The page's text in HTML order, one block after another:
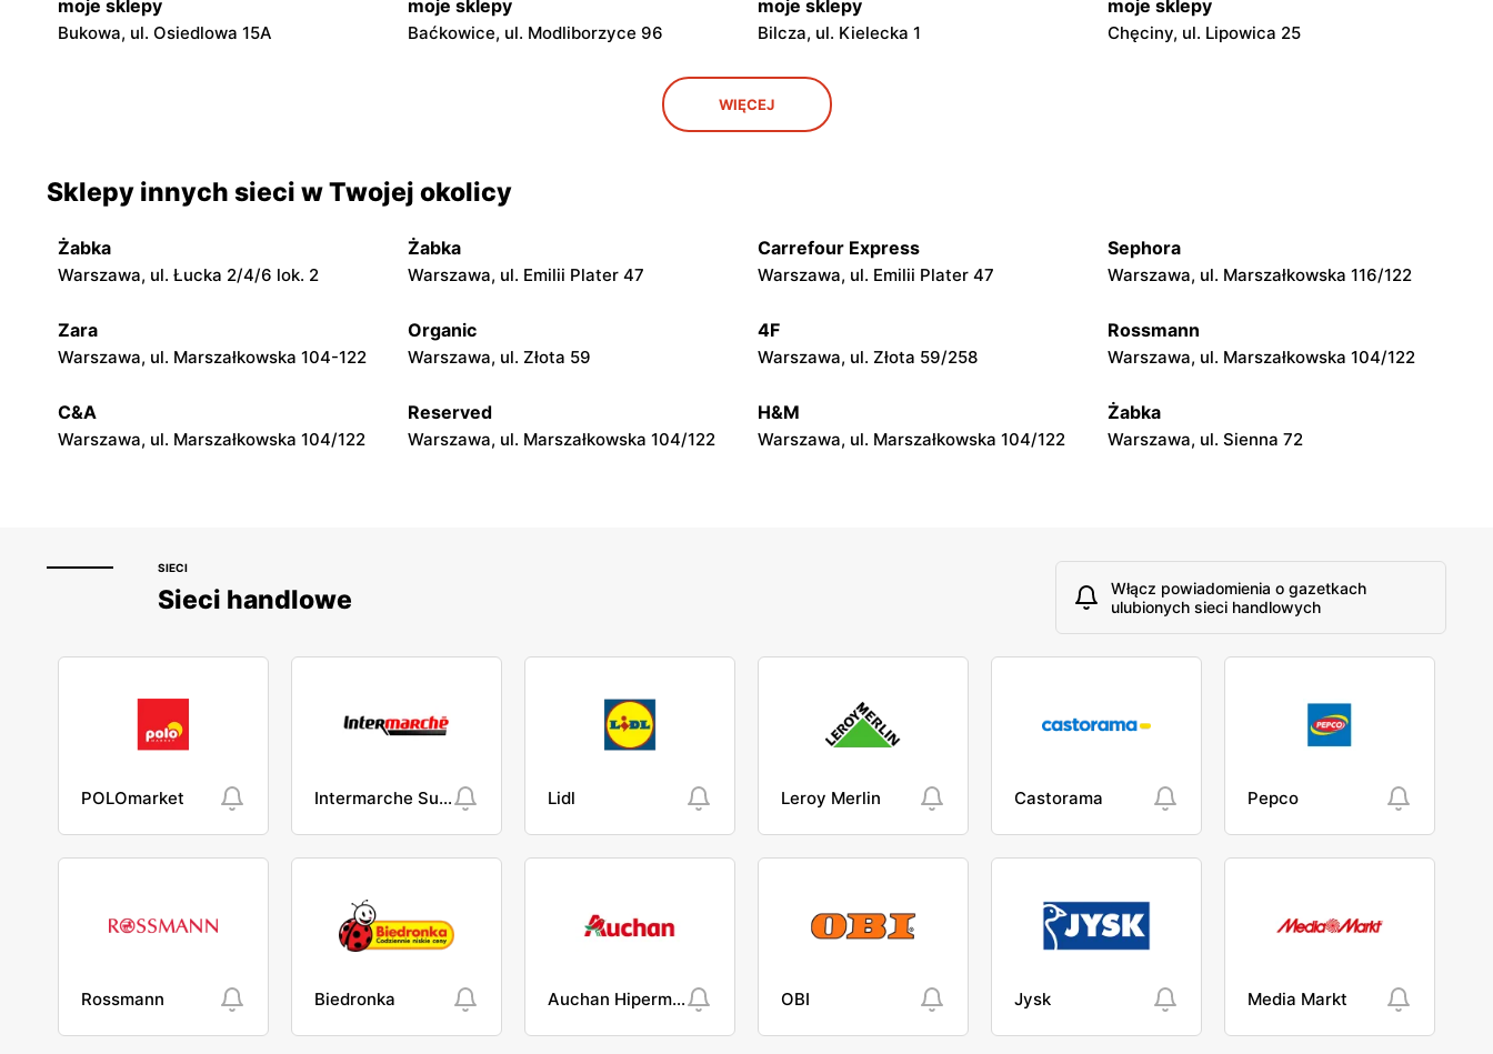
moje sklepy
Bukowa, ul. Osiedlowa 15A
moje sklepy
Baćkowice, ul. Modliborzyce 96
moje sklepy
Bilcza, ul. Kielecka 1
moje sklepy
Chęciny, ul. Lipowica 25
moje sklepy
Gorzyce, ul. Szkolna 44
Jadachy, ul. Jadachy 111 Jeżowe, ul. Zalesie 77
moje sklepy
Górki, ul. Górki 71
moje sklepy
Gumniska, ul. Gumniska 157C
moje sklepy
Iwierzyce, ul. Iwierzyce 152A
moje sklepy
Tczew, ul. Franciszka Żwirki 61
moje sklepy
Hyżne, ul. Hyżne 100
moje sklepy
Jarosław, ul. Pełkińska 147
moje sklepy
Niebylec, ul. Niebylec 139
moje sklepy
Opole, ul. Grudzicka 45
WIĘCEJ
Sklepy innych sieci w Twojej okolicy
Żabka
Warszawa, ul. Łucka 2/4/6 lok. 2
Żabka
Warszawa, ul. Emilii Plater 47
Carrefour Express
Warszawa, ul. Emilii Plater 47
Sephora
Warszawa, ul. Marszałkowska 116/122
Zara
Warszawa, ul. Marszałkowska 104-122
Organic
Warszawa, ul. Złota 59
4F
Warszawa, ul. Złota 59/258
Rossmann
Warszawa, ul. Marszałkowska 104/122
C&A
Warszawa, ul. Marszałkowska 104/122
Reserved
Warszawa, ul. Marszałkowska 104/122
H&M
Warszawa, ul. Marszałkowska 104/122
Żabka
Warszawa, ul. Sienna 72
SIECI
Sieci handlowe
Włącz powiadomienia o gazetkach
ulubionych sieci handlowych
POLOmarket Intermarche Super Lidl Leroy Merlin Castorama Pepco
Rossmann Biedronka Auchan Hipermarket OBI Jysk Media Markt